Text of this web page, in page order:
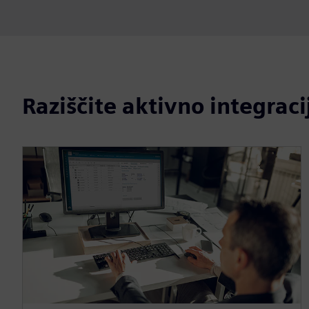
Raziščite aktivno